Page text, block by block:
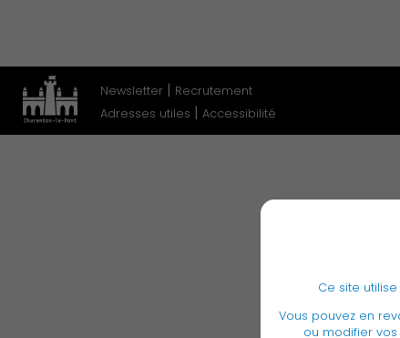
Ce site
Vous pouvez en
ou modifier
Famille
Newsletter | Recrutement
Adresses utiles | Accessibilité